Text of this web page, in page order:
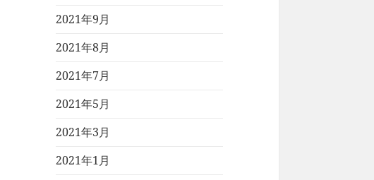
2021年9月
2021年8月
2021年7月
2021年5月
2021年3月
2021年1月